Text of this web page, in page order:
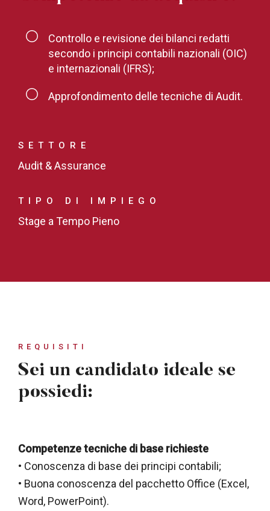
Controllo e revisione dei bilanci redatti
secondo i principi contabili nazionali (OIC)
e internazionali (IFRS);
Approfondimento delle tecniche di Audit.
SETTORE
Audit & Assurance
TIPO DI IMPIEGO
Stage a Tempo Pieno
REQUISITI
Sei un candidato ideale se
possiedi:
Competenze tecniche di base richieste
• Conoscenza di base dei principi contabili;
• Buona conoscenza del pacchetto Office (Excel,
Word, PowerPoint).